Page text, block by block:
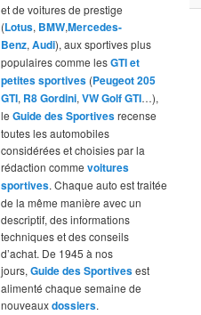
et de voitures de prestige
(Lotus, BMW,Mercedes-
Benz, Audi), aux sportives plus
populaires comme lesGTI et
petites sportives (Peugeot 205
GTI, R8 Gordini, VW Golf GTI…),
le Guide des Sportivesrecense
toutes les automobiles
considérées et choisies par la
rédaction comme voitures
sportives. Chaque auto est traitée
de la même manière avec un
descriptif, des informations
techniques et des conseils
d’achat. De 1945 à nos
jours, Guide des Sportivesest
alimenté chaque semaine de
nouveauxdossiers.